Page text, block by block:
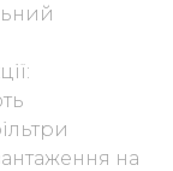
на